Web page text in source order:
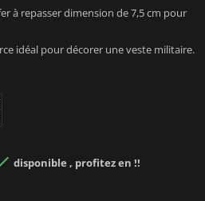
à repasser dimension de 7,5 cm pour
idéal pour décorer une veste militaire.
disponible , profitez en !!